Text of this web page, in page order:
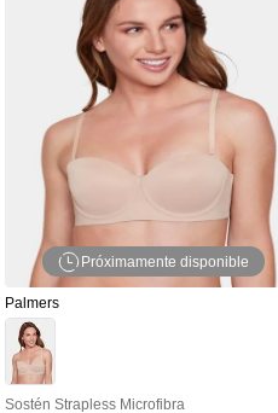
Próximamente disponible
Palmers
Sostén Strapless Microfibra